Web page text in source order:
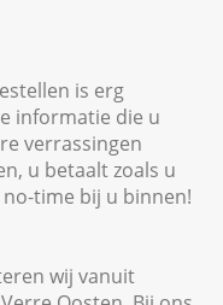
is erg
informatie die u
verrassingen
u betaalt zoals u
time bij u binnen!
wij vanuit